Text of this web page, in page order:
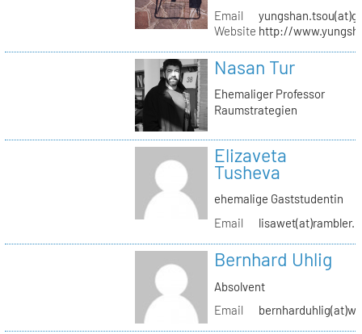
Email
Website http://
Nasan Tur
Ehemaliger Professor
Raumstrategien
Elizaveta
Tusheva
ehemalige Gaststudentin
Email
Bernhard Uhlig
Absolvent
Email